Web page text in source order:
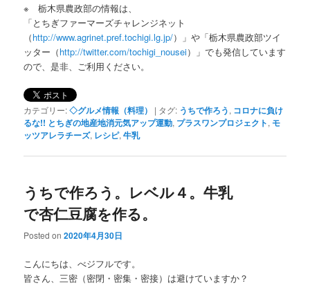
※ 栃木県農政部の情報は、
「とちぎファーマーズチャレンジネット
（http://www.agrinet.pref.tochigi.lg.jp/）」や「栃木県農政部ツイ
ッター（http://twitter.com/tochigi_nousei）」でも発信しています
ので、是非、ご利用ください。
カテゴリー:◇グルメ情報（料理） | タグ: うちで作ろう, コロナに負け
るな!! とちぎの地産地消元気アップ運動, プラスワンプロジェクト, モ
ッツアレラチーズ, レシピ,牛乳
うちで作ろう。レベル４。牛乳
で杏仁豆腐を作る。
Posted on2020年4月30日
こんにちは、べジフルです。
皆さん、三密（密閉・密集・密接）は避けていますか？